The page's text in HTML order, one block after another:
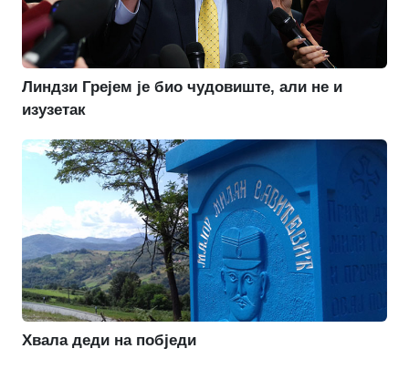
Линдзи Грејем је био чудовиште, али не и
изузетак
Хвала деди на побједи